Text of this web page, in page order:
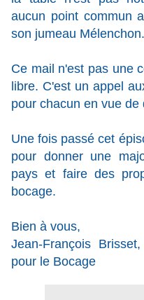
aucun point commun
son jumeau Mélenchon.
Ce mail n'est pas une
libre. C'est un appel
pour chacun en vue de
Une fois passé cet
pour donner une
pays et faire des
bocage.
Bien à vous,
Jean-François
pour le Bocage